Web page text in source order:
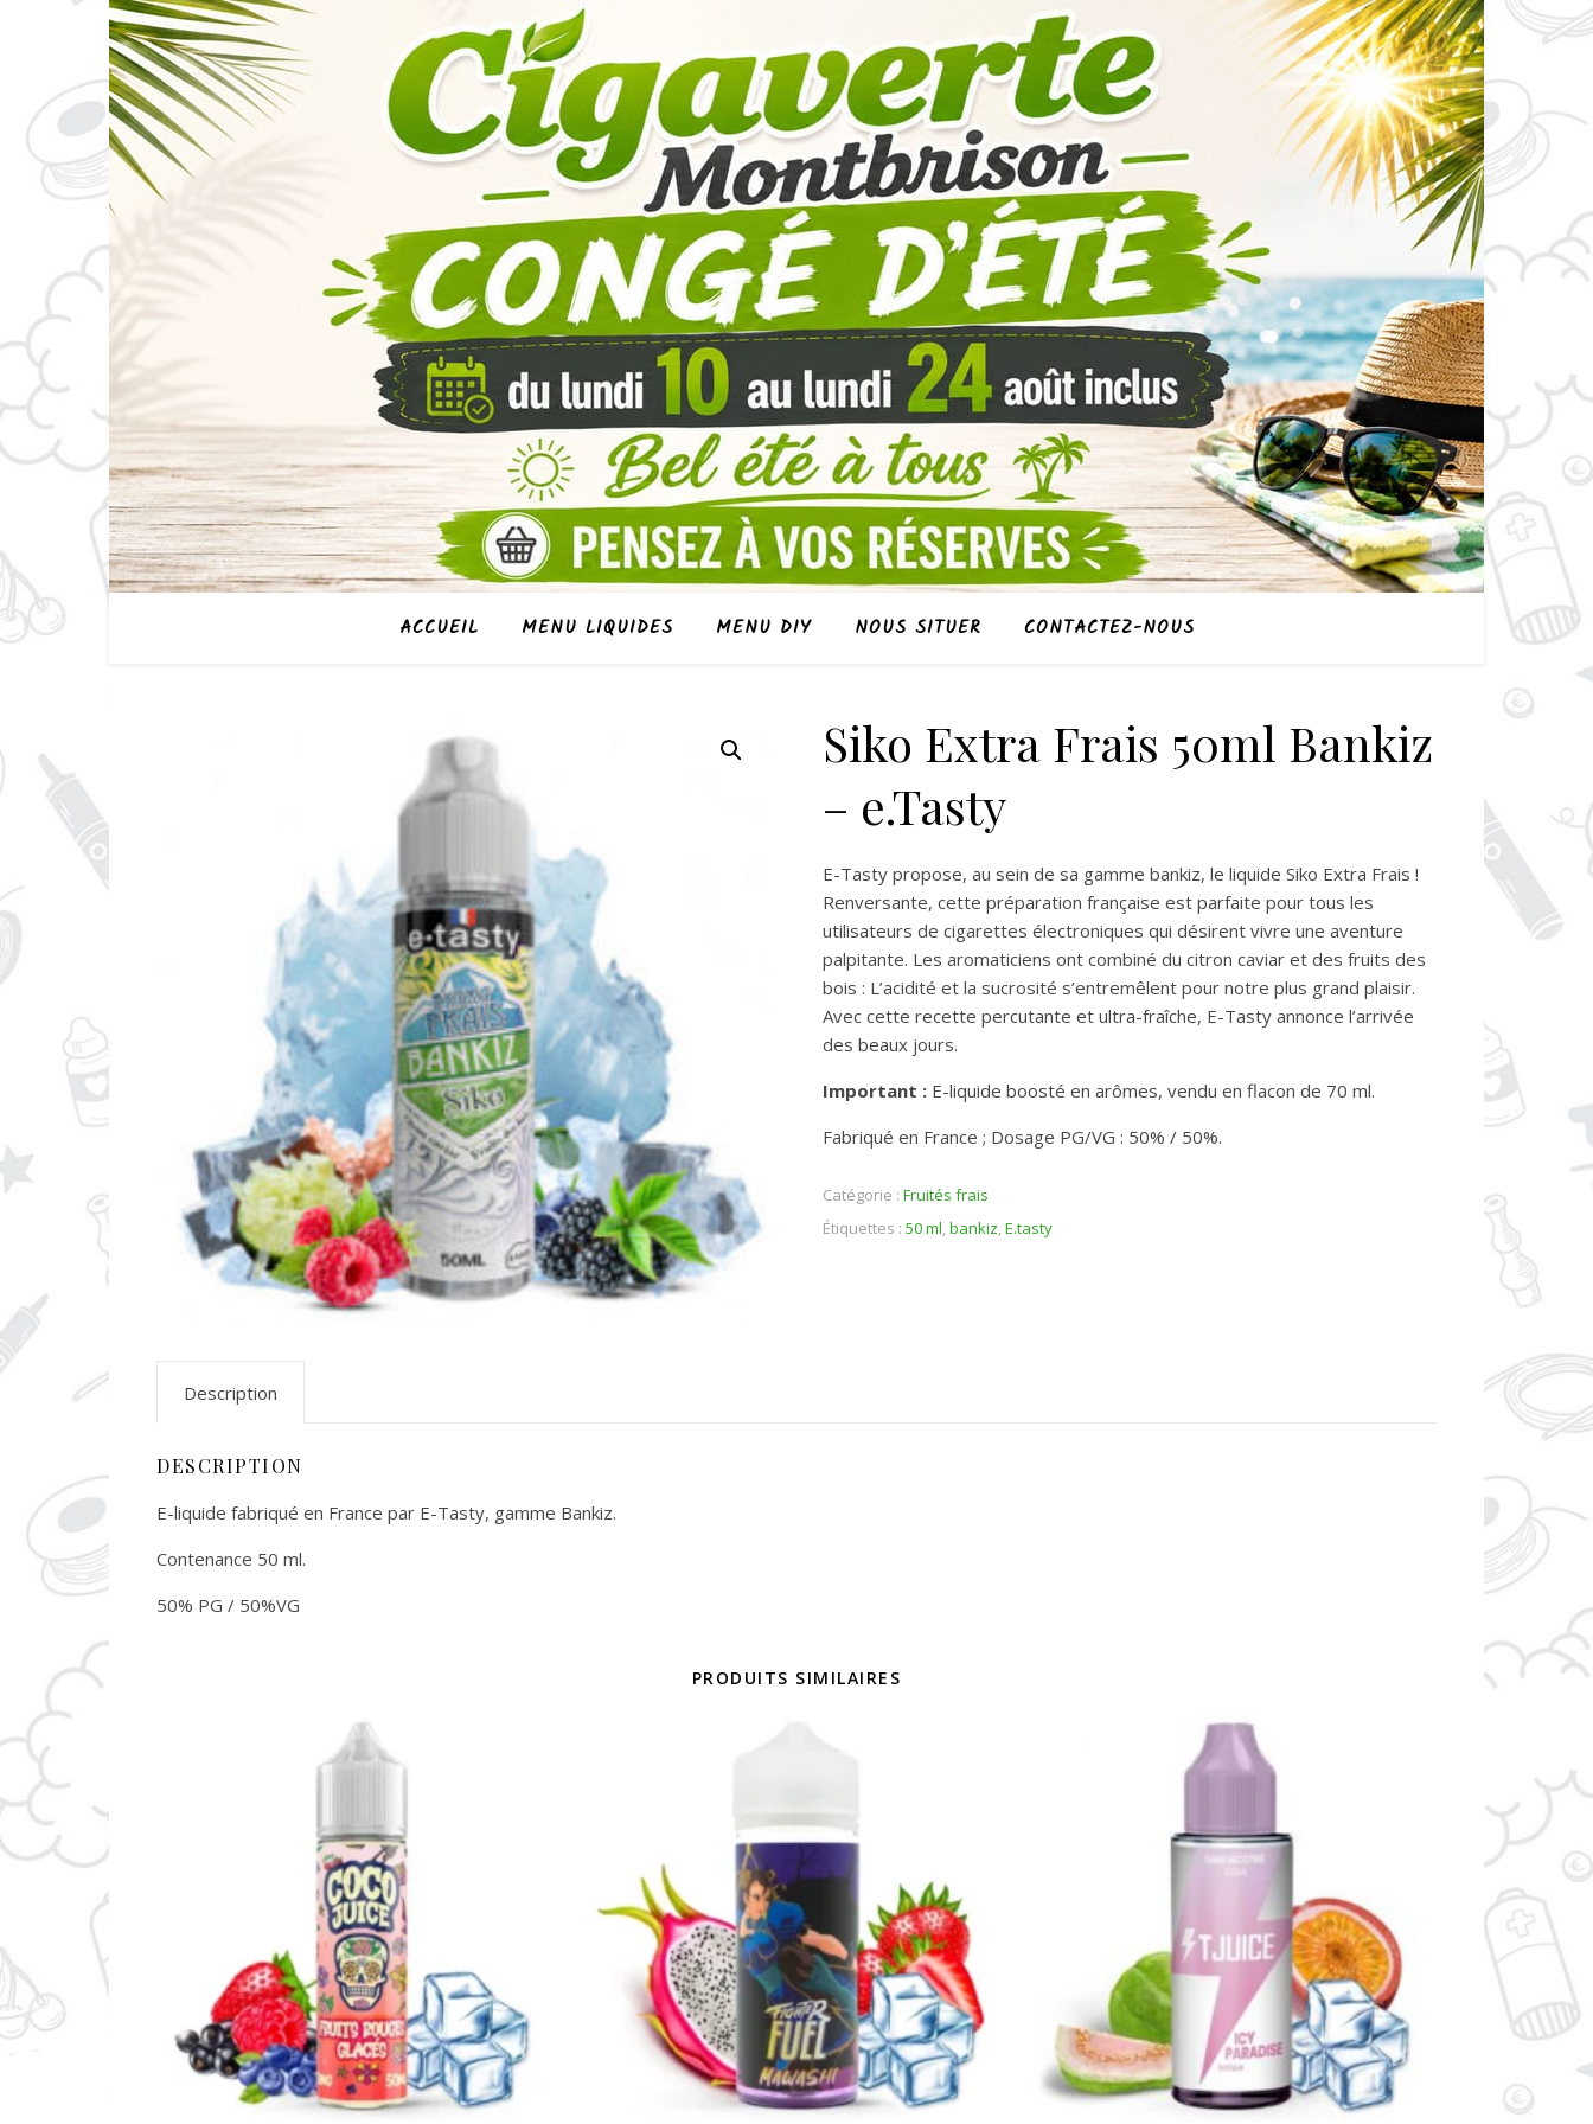
ACCUEIL MENU LIQUIDES MENU DIY NOUS SITUER CONTACTEZ-NOUS
Siko Extra Frais 50ml Bankiz
– e.Tasty
E-Tasty propose, au sein de sa gamme bankiz, le liquide Siko Extra Frais !
Renversante, cette préparation française est parfaite pour tous les
utilisateurs de cigarettes électroniques qui désirent vivre une aventure
palpitante. Les aromaticiens ont combiné du citron caviar et des fruits des
bois : L’acidité et la sucrosité s’entremêlent pour notre plus grand plaisir.
Avec cette recette percutante et ultra-fraîche, E-Tasty annonce l’arrivée
des beaux jours.
Important :E-liquide boosté en arômes, vendu en flacon de 70 ml.
Fabriqué en France ; Dosage PG/VG : 50% / 50%.
Catégorie : Fruités frais
Étiquettes : 50 ml,bankiz,E.tasty
Description
DESCRIPTION
E-liquide fabriqué en France par E-Tasty, gamme Bankiz.
Contenance 50 ml.
50% PG / 50%VG
PRODUITS SIMILAIRES